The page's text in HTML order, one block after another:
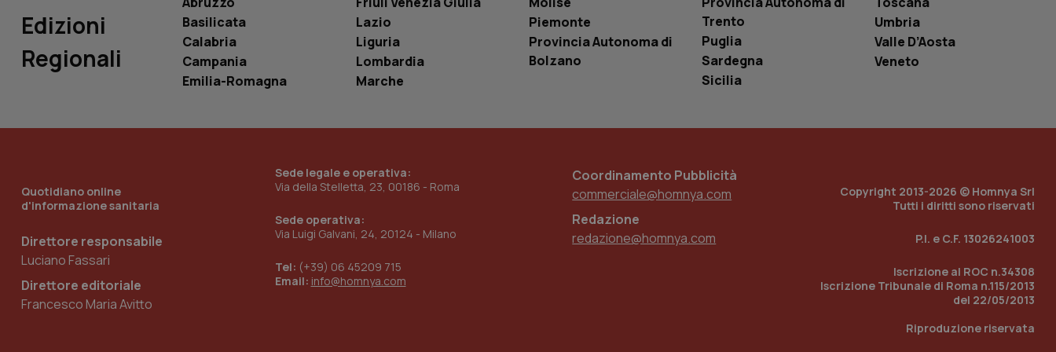
Edizioni
Regionali
Basilicata
Calabria
Campania
Emilia-Romagna
Lazio
Liguria
Lombardia
Marche
Piemonte
Provincia Autonoma di
Bolzano
Trento
Puglia
Sardegna
Sicilia
Umbria
Valle D’Aosta
Veneto
Quotidiano online
d'informazione sanitaria
Direttore responsabile
Luciano Fassari
Direttore editoriale
Francesco Maria Avitto
Sede legale e operativa:
Via della Stelletta, 23, 00186 - Roma
Sede operativa:
Via Luigi Galvani, 24, 20124 - Milano
Tel: (+39) 06 45209 715
Email: info@homnya.com
Coordinamento Pubblicità
commerciale@homnya.com
Redazione
redazione@homnya.com
Copyright 2013-2026 © Homnya Srl
Tutti i diritti sono riservati
P.I. e C.F. 13026241003
Iscrizione al ROC n.34308
Iscrizione Tribunale di Roma n.115/2013
del 22/05/2013
Riproduzione riservata
utente
www.quotidianosanita.it
Questo cookie è impostato dall'applicazione per abilitare il
sistema di tracking solo in caso di utenti loggato con identity